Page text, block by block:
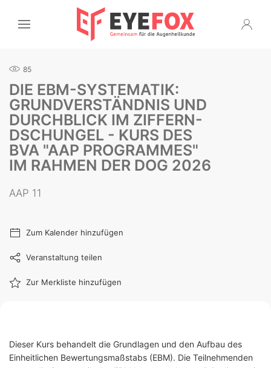
85
DIE EBM-SYSTEMATIK:
GRUNDVERSTÄNDNIS UND
DURCHBLICK IM ZIFFERN-D
SCHUNGEL - KURS DES B
VA "AAP PROGRAMMES" I
M RAHMEN DER DOG 2026
AAP 11
Zum Kalender hinzufügen
Veranstaltung teilen
Zur Merkliste hinzufügen
Dieser Kurs behandelt die Grundlagen und den Aufbau des
Einheitlichen Bewertungsmaßstabs (EBM). Die Teilnehmenden